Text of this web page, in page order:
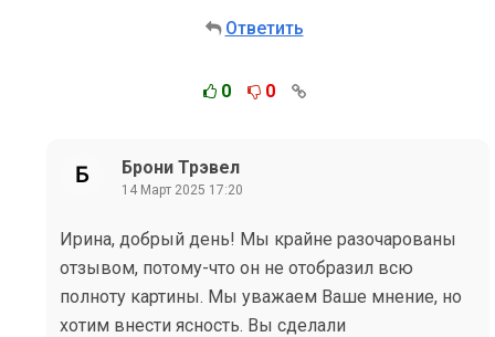
Ответить
0 0
Брони Трэвел
14 Март 2025 17:20
Ирина, добрый день! Мы крайне разочарованы
отзывом, потому-что он не отобразил всю
полноту картины. Мы уважаем Ваше мнение, но
хотим внести ясность. Вы сделали